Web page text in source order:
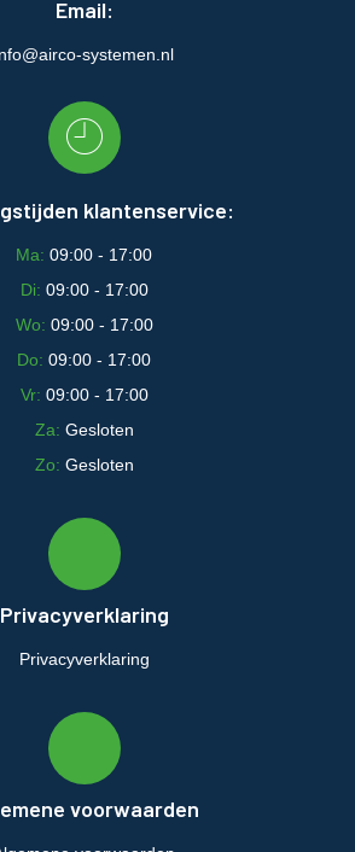
Email:
systemen.nl
klantenservice:
Ma:09:00 - 17:00
Di: 09:00 - 17:00
Wo: 09:00 - 17:00
Do:09:00 - 17:00
Vr: 09:00 - 17:00
Za: Gesloten
Zo: Gesloten
Privacyverklaring
Privacyverklaring
voorwaarden